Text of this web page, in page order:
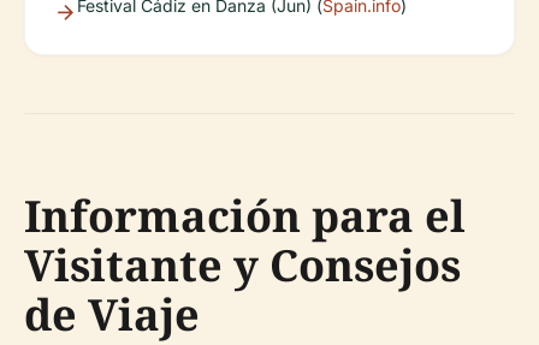
Festival Cádiz en Danza (Jun) (Spain.info)
Información para el
Visitante y Consejos
de Viaje